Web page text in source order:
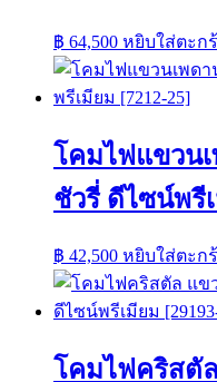
฿ 64,500 หยิบใส่ตะก
โคมไฟแขวน
ชัวรี่ ดีไซน์พรี
฿ 42,500 หยิบใส่ตะก
โคมไฟคริสตั